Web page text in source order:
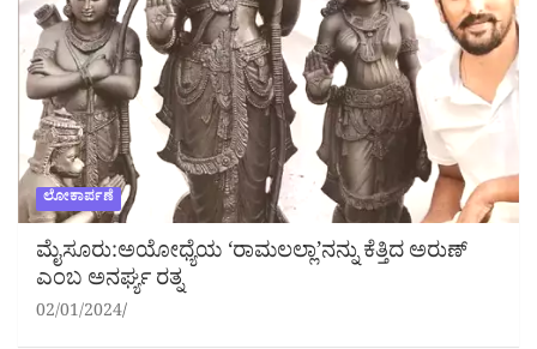
ಲೋಕಾರ್ಪಣೆ
ಮೈಸೂರು:ಅಯೋಧ್ಯೆಯ ‘ರಾಮಲಲ್ಲಾ’ನನ್ನು ಕೆತ್ತಿದ ಅರುಣ್
ಎಂಬ ಅನರ್ಘ್ಯ ರತ್ನ
02/01/2024